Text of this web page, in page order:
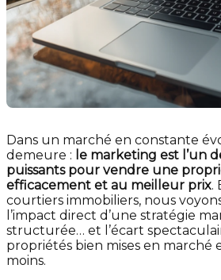
Dans un marché en constante
demeure : le marketing est l’un
puissants pour vendre une
efficacement et au meilleur prix.
courtiers immobiliers, nous
l’impact direct d’une stratégie
structurée… et l’écart
propriétés bien mises en marché
moins.